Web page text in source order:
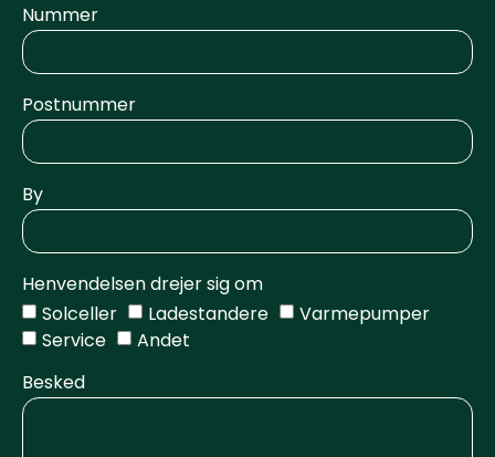
Nummer
Postnummer
By
Henvendelsen drejer sig om
Solceller
Ladestandere
Varmepumper
Service
Andet
Besked